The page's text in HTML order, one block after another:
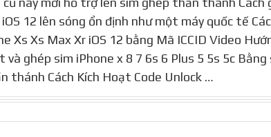
iOS 12 lên sóng ổn định như một máy quốc tế
Xs Xs Max Xr iOS 12 bằng Mã ICCID Video
và ghép sim iPhone x 8 7 6s 6 Plus 5 5s 5c Bằng
thánh Cách Kích Hoạt Code Unlock …